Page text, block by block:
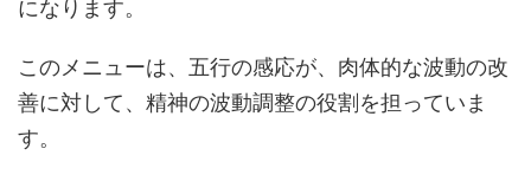
になります。
このメニューは、五行の感応が、肉体的な波動の改
善に対して、精神の波動調整の役割を担っていま
す。